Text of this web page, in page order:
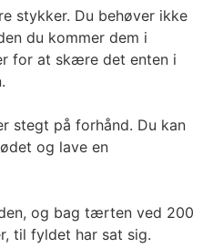
stykker. Du behøver ikke
du kommer dem i
for at skære det enten i
stegt på forhånd. Du kan
og lave en
og bag tærten ved 200
til fyldet har sat sig.